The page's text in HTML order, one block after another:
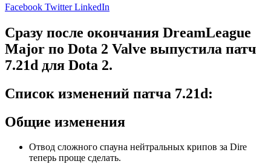
Facebook Twitter LinkedIn
Сразу после окончания DreamLeague
Major по Dota 2 Valve выпустила патч
7.21d для Dota 2.
Список изменений патча 7.21d:
Общие изменения
Отвод сложного спауна нейтральных крипов за Dire
теперь проще сделать.